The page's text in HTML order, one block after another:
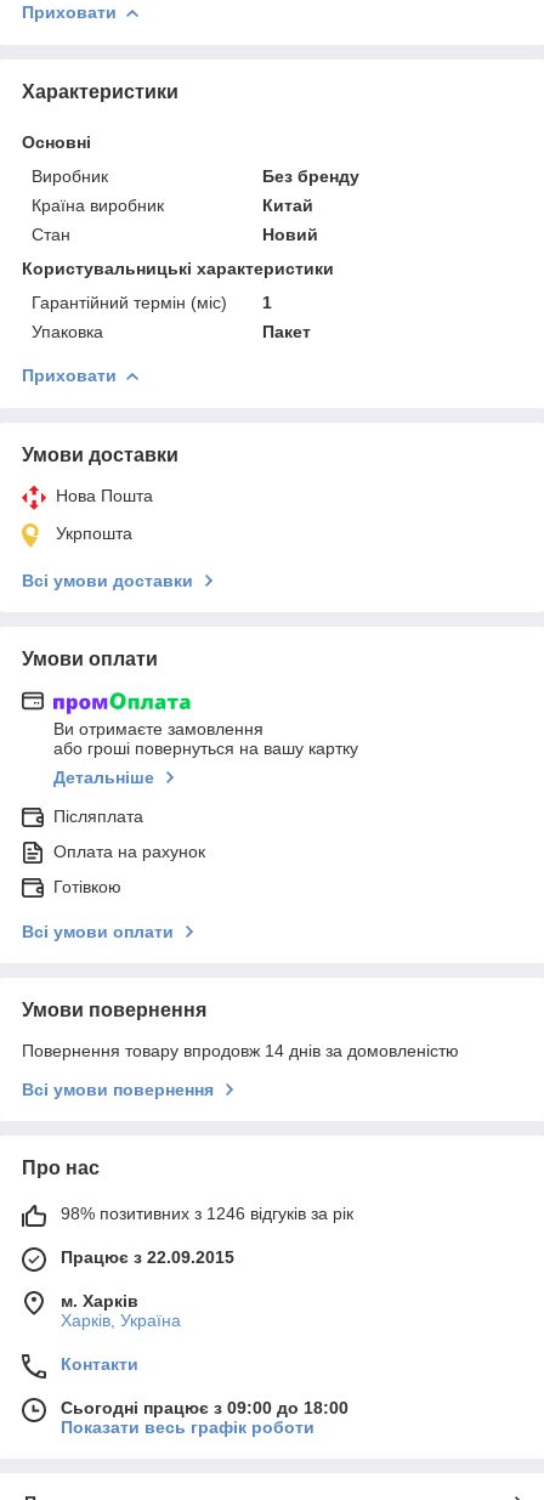
Приховати
Характеристики
Основні
Виробник
Без бренду
Країна виробник
Китай
Стан
Новий
Користувальницькі характеристики
Гарантійний термін (міс)
1
Упаковка
Пакет
Приховати
Умови доставки
Нова Пошта
Укрпошта
Всі умови доставки
Умови оплати
Ви отримаєте замовлення
або гроші повернуться на вашу картку
Детальніше
Післяплата
Оплата на рахунок
Готівкою
Всі умови оплати
Умови повернення
Повернення товару впродовж 14 днів за домовленістю
Всі умови повернення
Про нас
98% позитивних з 1246 відгуків за рік
Працює з 22.09.2015
м. Харків
Харків, Україна
Контакти
Сьогодні працює з 09:00 до 18:00
Показати весь графік роботи